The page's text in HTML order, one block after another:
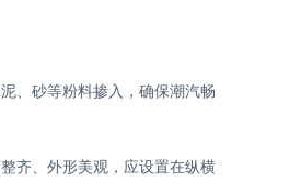
、砂等粉料掺入，确保潮汽畅
齐、外形美观，应设置在纵横